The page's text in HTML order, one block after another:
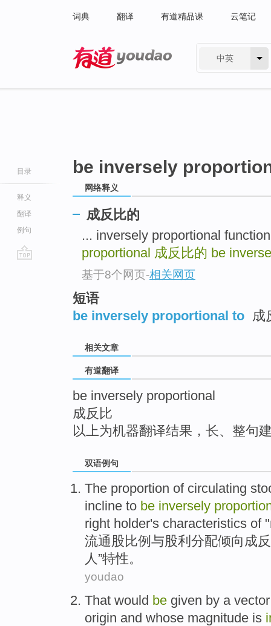
词典 翻译 有道精品课 云笔记
中英
目录
释义
翻译
例句
be inversely
网络释义
成反比的
... inversely proportional
proportional 成反比的 be
基于8个网页-相关网页
短语
be inversely proportional to 成
相关文章
有道翻译
be inversely proportional
成反比
以上为机器翻译结果，长、整句
双语例句
The proportion of circulating
incline to be inversely
right holder's characteristics of "
流通股比例 与股利 分配倾向 成
人”特性。
youdao
That would be given by a vector
origin and whose magnitude is